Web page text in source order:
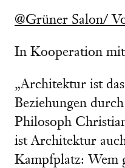
@Grüner Salon/
In Kooperation
„Architektur ist
Beziehungen
Philosoph
ist Architektur
Kampfplatz: Wem